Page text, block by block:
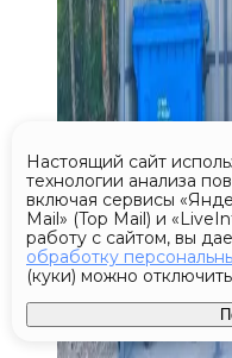
Настоящий сайт
технологии анализа
включая сервисы
Mail» (Top Mail) и
работу с сайтом, вы
обработку
(куки) можно